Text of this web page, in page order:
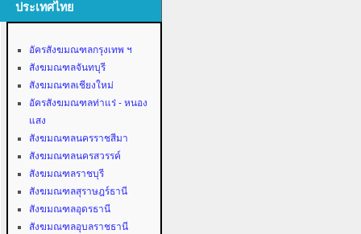
ประเทศไทย
อัครสังฆมณฑลกรุงเทพ ฯ
สังฆมณฑลจันทบุรี
สังฆมณฑลเชียงใหม่
อัครสังฆมณฑลท่าแร่ - หนอง
แสง
สังฆมณฑลนครราชสีมา
สังฆมณฑลนครสวรรค์
สังฆมณฑลราชบุรี
สังฆมณฑลสุราษฎร์ธานี
สังฆมณฑลอุดรธานี
สังฆมณฑลอุบลราชธานี